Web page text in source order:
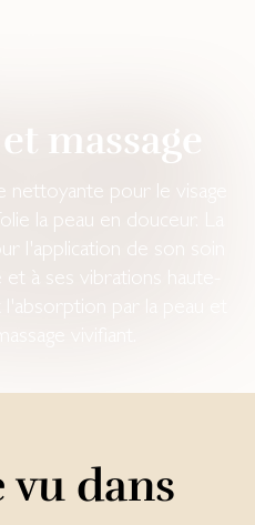
massage
nettoyante pour le visage
la peau en douceur. La
l'application de son soin
et à ses vibrations haute-
par la peau et
dans